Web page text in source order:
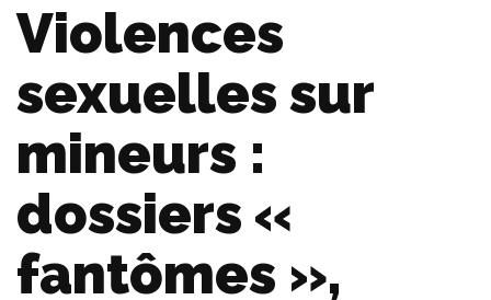
Violences
sexuelles sur
mineurs :
dossiers «
fantômes »,